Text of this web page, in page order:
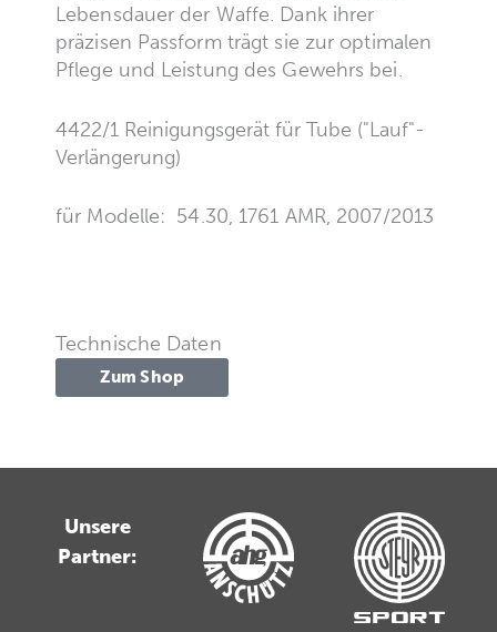
Lebensdauer der Waffe. Dank ihrer
präzisen Passform trägt sie zur optimalen
Pflege und Leistung des Gewehrs bei.
4422/1 Reinigungsgerät für Tube ("Lauf"-
Verlängerung)
für Modelle: 54.30, 1761 AMR, 2007/2013
Technische Daten
Zum Shop
Unsere
Partner: